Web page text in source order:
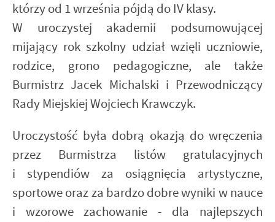
którzy od 1 września pójdą do IV klasy.
W uroczystej akademii podsumowującej
mijający rok szkolny udział wzięli uczniowie,
rodzice, grono pedagogiczne, ale także
Burmistrz Jacek Michalski i Przewodniczący
Rady Miejskiej Wojciech Krawczyk.
Uroczystość była dobrą okazją do wręczenia
przez Burmistrza listów gratulacyjnych
i stypendiów za osiągnięcia artystyczne,
sportowe oraz za bardzo dobre wyniki w nauce
i wzorowe zachowanie - dla najlepszych